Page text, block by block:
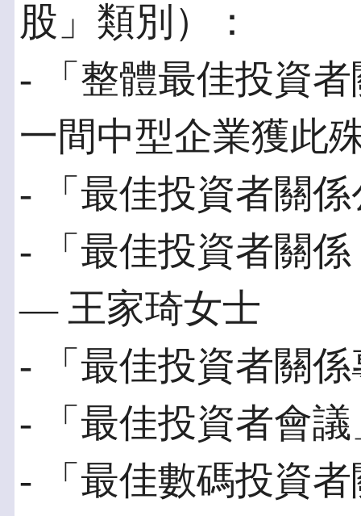
股」類別）：
- 「整體最佳投資
一間中型企業獲此
- 「最佳投資者關
- 「最佳投資者關
— 王家琦女士
- 「最佳投資者關
- 「最佳投資者會議
- 「最佳數碼投資